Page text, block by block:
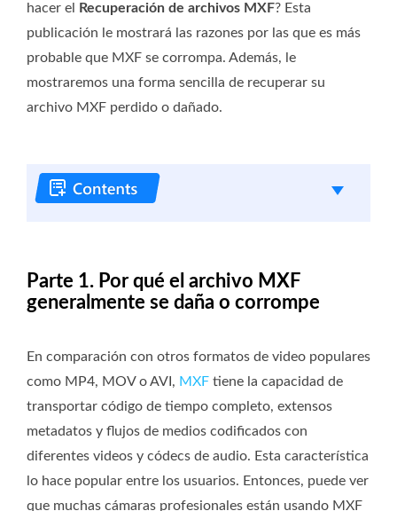
hacer el
Recuperación de archivos MXF? Esta
publicación le mostrará las razones por las que es más
probable que MXF se corrompa. Además, le
mostraremos una forma sencilla de recuperar su
archivo MXF perdido o dañado.
Parte 1. Por qué el archivo MXF
generalmente se daña o corrompe
En comparación con otros formatos de video populares
como MP4, MOV o AVI, MXF tiene la capacidad de
transportar código de tiempo completo, extensos
metadatos y flujos de medios codificados con
diferentes videos y códecs de audio. Esta característica
lo hace popular entre los usuarios. Entonces, puede ver
que muchas cámaras profesionales están usando MXF